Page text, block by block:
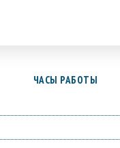
ЧАСЫ РАБОТЫ